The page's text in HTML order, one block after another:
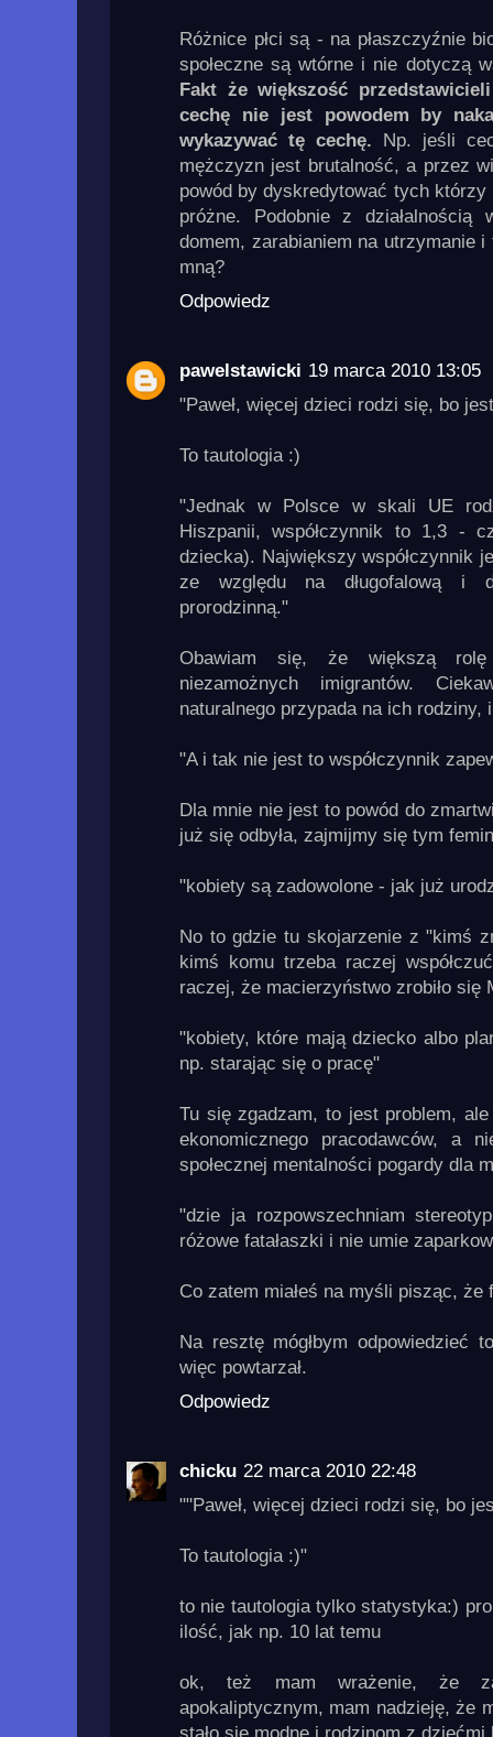
Różnice płci są - na płaszczyźnie
społeczne są wtórne i nie dotyczą
Fakt że większość
cechę nie jest powodem by
wykazywać tę cechę. Np. jeśli
mężczyzn jest brutalność, a przez
powód by dyskredytować tych
próżne. Podobnie z działalnością
domem, zarabianiem na utrzymanie
mną?
Odpowiedz
pawelstawicki 19 marca 2010 13:05
"Paweł, więcej dzieci rodzi się, bo
To tautologia :)
"Jednak w Polsce w skali UE
Hiszpanii, współczynnik to 1,3 -
dziecka). Największy współczynnik
ze względu na długofalową i
prorodzinną."
Obawiam się, że większą
niezamożnych imigrantów.
naturalnego przypada na ich rodziny,
"A i tak nie jest to współczynnik
Dla mnie nie jest to powód do
już się odbyła, zajmijmy się tym
"kobiety są zadowolone - jak już
No to gdzie tu skojarzenie z "kimś
kimś komu trzeba raczej
raczej, że macierzyństwo zrobiło się
"kobiety, które mają dziecko albo
np. starając się o pracę"
Tu się zgadzam, to jest problem,
ekonomicznego pracodawców, a
społecznej mentalności pogardy dla
"dzie ja rozpowszechniam
różowe fatałaszki i nie umie
Co zatem miałeś na myśli pisząc,
Na resztę mógłbym odpowiedzieć
więc powtarzał.
Odpowiedz
chicku 22 marca 2010 22:48
""Paweł, więcej dzieci rodzi się, bo
To tautologia :)"
to nie tautologia tylko statystyka:)
ilość, jak np. 10 lat temu
ok, też mam wrażenie, że
apokaliptycznym, mam nadzieję, że